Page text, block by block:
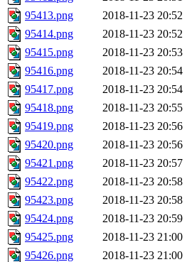
95413.png
2018-11-23 20:52
95414.png
2018-11-23 20:52
95415.png
2018-11-23 20:53
95416.png
2018-11-23 20:54
95417.png
2018-11-23 20:54
95418.png
2018-11-23 20:55
95419.png
2018-11-23 20:56
95420.png
2018-11-23 20:56
95421.png
2018-11-23 20:57
95422.png
2018-11-23 20:58
95423.png
2018-11-23 20:58
95424.png
2018-11-23 20:59
95425.png
2018-11-23 21:00
95426.png
2018-11-23 21:00